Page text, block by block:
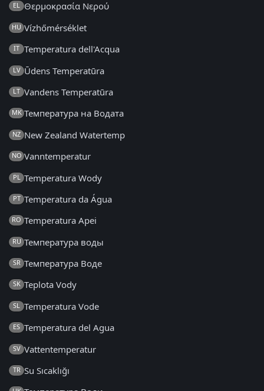
EL Θερμοκρασία Νερού
HU Vízhőmérséklet
IT Temperatura dell'Acqua
LV Ūdens Temperatūra
LT Vandens Temperatūra
MK Температура на Водата
NZ New Zealand Watertemp
NO Vanntemperatur
PL Temperatura Wody
PT Temperatura da Água
RO Temperatura Apei
RU Температура воды
SR Температура Воде
SK Teplota Vody
SL Temperatura Vode
ES Temperatura del Agua
SV Vattentemperatur
TR Su Sıcaklığı